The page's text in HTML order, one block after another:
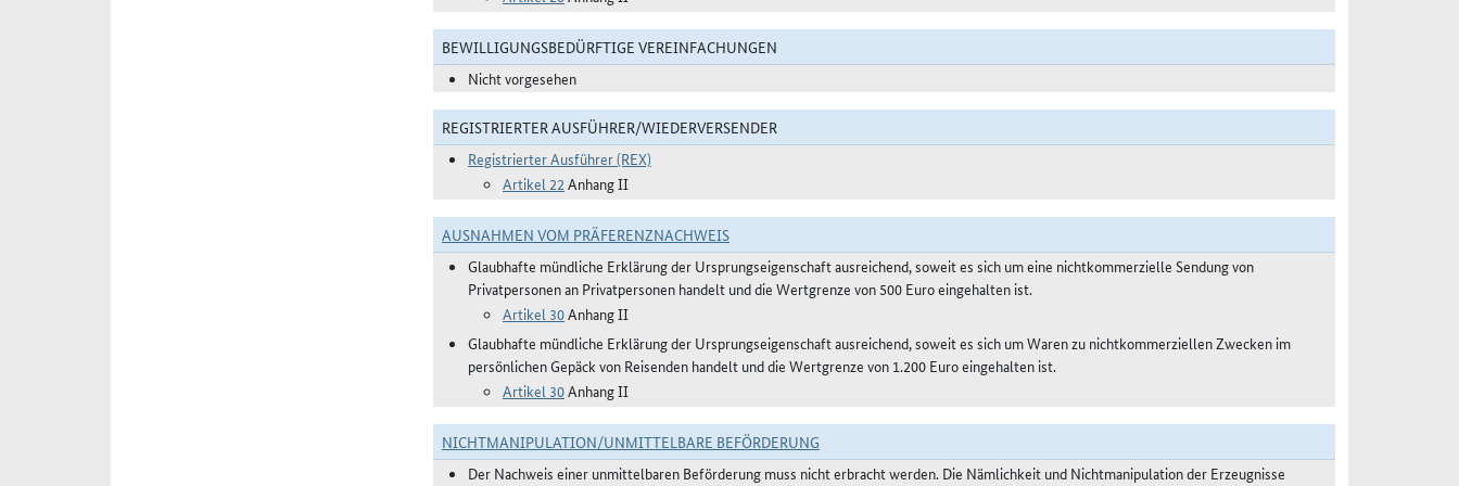
BEWILLIGUNGSBEDÜRFTIGE VEREINFACHUNGEN
Nicht vorgesehen
REGISTRIERTER AUSFÜHRER/WIEDERVERSENDER
Registrierter Ausführer (REX)
Artikel 22 Anhang II
AUSNAHMEN VOM PRÄFERENZNACHWEIS
Glaubhafte mündliche Erklärung der Ursprungseigenschaft ausreichend, soweit es sich um eine nichtkommerzielle Sendung von
Privatpersonen an Privatpersonen handelt und die Wertgrenze von 500 Euro eingehalten ist.
Artikel 30Anhang II
Glaubhafte mündliche Erklärung der Ursprungseigenschaft ausreichend, soweit es sich um Waren zu nichtkommerziellen Zwecken im
persönlichen Gepäck von Reisenden handelt und die Wertgrenze von 1.200 Euro eingehalten ist.
Artikel 30Anhang II
NICHTMANIPULATION/UNMITTELBARE BEFÖRDERUNG
Der Nachweis einer unmittelbaren Beförderung muss nicht erbracht werden. Die Nämlichkeit und Nichtmanipulation der Erzeugnisse